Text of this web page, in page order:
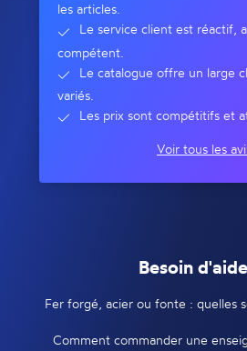
les articles.
Le service client est réactif,
compétent.
Le catalogue offre un large
variés.
Les prix sont compétitifs et
Voir tous les
Besoin
Fer forgé, acier ou fonte : quelles
Comment commander une